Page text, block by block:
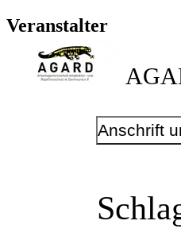
Veranstalter
Anschrift
E-Mail-Adresse
www.agard.de